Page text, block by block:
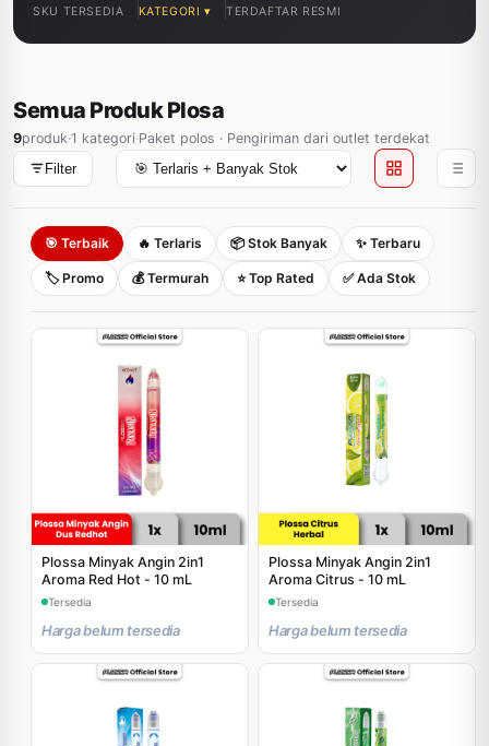
SKU TERSEDIA KATEGORI ▾ TERDAFTAR RESMI
Semua Produk Plosa
9produk·1 kategori·Paket polos · Pengiriman dari outlet terdekat
Filter
🎯 Terbaik 🔥 Terlaris 📦 Stok Banyak ✨ Terbaru
🏷️ Promo 💰 Termurah ⭐ Top Rated ✅ Ada Stok
Plossa Minyak Angin 2in1
Aroma Red Hot - 10 mL
Tersedia
Harga belum tersedia
Plossa Minyak Angin 2in1
Aroma Citrus - 10 mL
Tersedia
Harga belum tersedia